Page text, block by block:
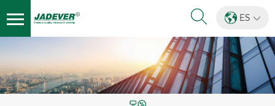
ES